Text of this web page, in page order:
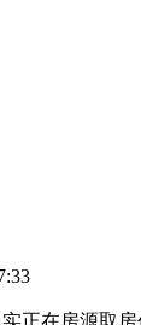
在房源取房